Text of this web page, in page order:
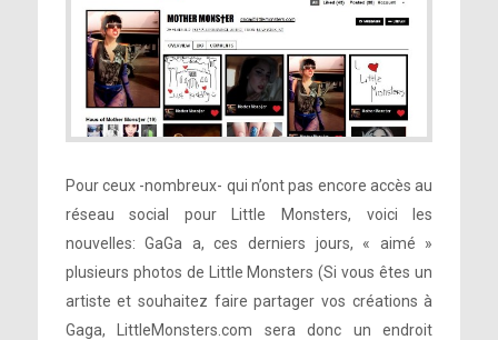
Pour ceux -nombreux- qui n’ont pas encore accès au
réseau social pour Little Monsters, voici les
nouvelles: GaGa a, ces derniers jours, « aimé »
plusieurs photos de Little Monsters (Si vous êtes un
artiste et souhaitez faire partager vos créations à
Gaga, LittleMonsters.com sera donc un endroit